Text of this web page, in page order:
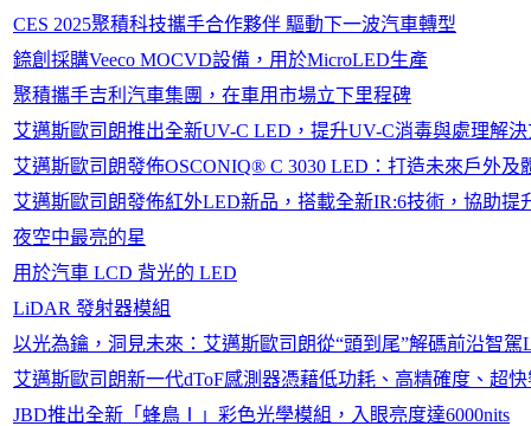
CES 2025聚積科技攜手合作夥伴 驅動下一波汽車轉型
錼創採購Veeco MOCVD設備，用於MicroLED生產
聚積攜手吉利汽車集團，在車用市場立下里程碑
艾邁斯歐司朗推出全新UV-C LED，提升UV-C消毒與處理解
艾邁斯歐司朗發佈OSCONIQ® C 3030 LED：打造未來戶外及
艾邁斯歐司朗發佈紅外LED新品，搭載全新IR:6技術，協助提
夜空中最亮的星
用於汽車 LCD 背光的 LED
LiDAR 發射器模組
以光為鑰，洞見未來：艾邁斯歐司朗從“頭到尾”解碼前沿智駕
艾邁斯歐司朗新一代dToF感測器憑藉低功耗、高精確度、超
JBD推出全新「蜂鳥Ⅰ」彩色光學模組，入眼亮度達6000nits